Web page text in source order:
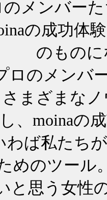
メンバー
の成功体
のもの
ロのメン
まざまな
、moinaの
わば私たち
めのツール
と思う女性